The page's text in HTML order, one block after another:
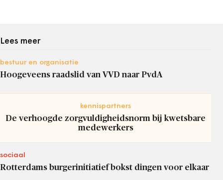
Lees meer
bestuur en organisatie
Hoogeveens raadslid van VVD naar PvdA
kennispartners
De verhoogde zorgvuldigheidsnorm bij kwetsbare
medewerkers
sociaal
Rotterdams burgerinitiatief bokst dingen voor elkaar